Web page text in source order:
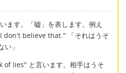
す。「嘘」を表します。例え
believe that." 「それはうそ
」
of lies" と言います。相手はうそ